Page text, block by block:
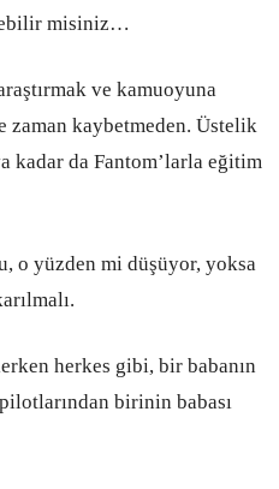
misiniz…
ve kamuoyuna
zaman kaybetmeden. Üstelik
kadar da Fantom’larla eğitim
yüzden mi düşüyor, yoksa
herkes gibi, bir babanın
birinin babası